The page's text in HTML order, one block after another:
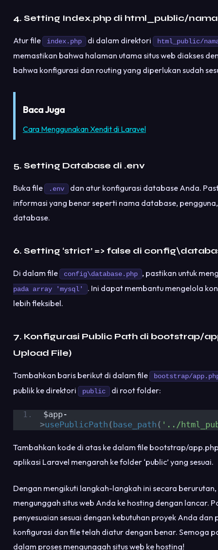
4. Setting Index.php di html_public/
Atur file index.php di dalam direktori html_public/
memastikan bahwa halaman utama situs web diakses
bahwa konfigurasi dan routing yang diperlukan sudah
Baca Juga
Cara Menggunakan Xendit di Laravel
5. Setting Database di .env
Buka file .env dan atur konfigurasi database Anda.
informasi yang benar seperti nama database,
database.
6. Setting ‘strict’ => false di
Di dalam file config\database.php , pastikan untuk
pada array 'mysql'
. Ini dapat membantu mengelola
lebih fleksibel.
7. Konfigurasi Public Path di bootstrap/
Upload File)
Tambahkan baris berikut di dalam file bootstrap/
publik ke direktori public di root folder:
$app-
>usePublicPath ( base_path ( '../
Tambahkan kode di atas ke dalam file bootstrap/
aplikasi Laravel mengarah ke folder ‘public’ yang sesuai.
Dengan mengikuti langkah-langkah ini secara
mengunggah situs web Anda ke hosting dengan lancar.
penyesuaian sesuai dengan kebutuhan proyek Anda dan
konfigurasi dan file telah diatur dengan benar. Semoga
dalam proses mengunggah situs web ke hosting!